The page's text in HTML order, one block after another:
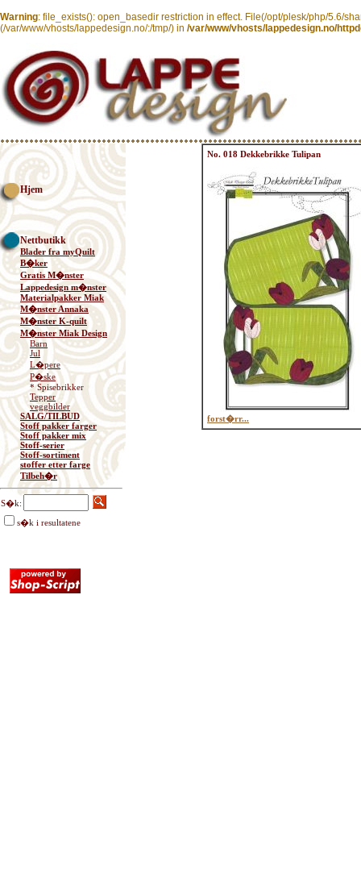
Warning: file_exists(): open_basedir restriction in effect. File(/opt/plesk/php/5.6/
(/var/www/vhosts/lappedesign.no/:/tmp/) in /var/www/vhosts/lappedesign.no/
Hjem
Nettbutikk
Blader fra myQuilt
B�ker
Gratis M�nster
Lappedesign m�nster
Materialpakker Miak
M�nster Annaka
M�nster K-quilt
M�nster Miak Design
Barn
Jul
L�pere
P�ske
* Spisebrikker
Tepper
veggbilder
SALG/TILBUD
Stoff pakker farger
Stoff pakker mix
Stoff-serier
Stoff-sortiment
stoffer etter farge
Tilbeh�r
S�k:
s�k i resultatene
No. 018 Dekkebrikke Tulipan
forst�rr...